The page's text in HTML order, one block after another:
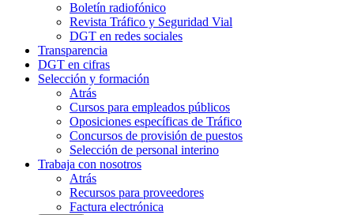
Boletín radiofónico
Revista Tráfico y Seguridad Vial
DGT en redes sociales
Transparencia
DGT en cifras
Selección y formación
Atrás
Cursos para empleados públicos
Oposiciones específicas de Tráfico
Concursos de provisión de puestos
Selección de personal interino
Trabaja con nosotros
Atrás
Recursos para proveedores
Factura electrónica